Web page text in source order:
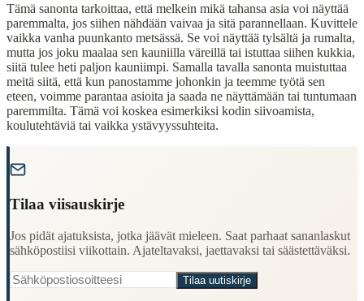
Origin:Finland
Period:Traditional folk wisdom
Tämä sanonta tarkoittaa, että melkein mikä tahansa asia voi näyttää
paremmalta, jos siihen nähdään vaivaa ja sitä parannellaan. Kuvittele
vaikka vanha puunkanto metsässä. Se voi näyttää tylsältä ja rumalta,
mutta jos joku maalaa sen kauniilla väreillä tai istuttaa siihen kukkia,
siitä tulee heti paljon kauniimpi. Samalla tavalla sanonta muistuttaa
meitä siitä, että kun panostamme johonkin ja teemme työtä sen
eteen, voimme parantaa asioita ja saada ne näyttämään tai tuntumaan
paremmilta. Tämä voi koskea esimerkiksi kodin siivoamista,
koulutehtäviä tai vaikka ystävyyssuhteita.
Tilaa viisauskirje
Jos pidät ajatuksista, jotka jäävät mieleen. Saat parhaat sananlaskut
sähköpostiisi viikottain. Ajateltavaksi, jaettavaksi tai säästettäväksi.
Tilaa uutiskirje